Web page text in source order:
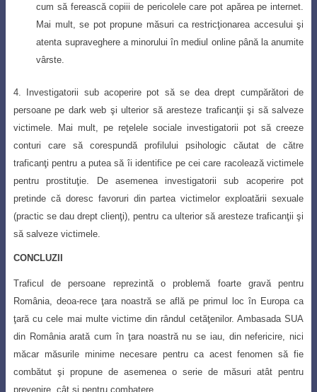
cum să ferească copiii de pericolele care pot apărea pe internet.
Mai mult, se pot propune măsuri ca restricţionarea accesului şi
atenta supraveghere a minorului în mediul onlinepână la anumite
vârste.
4. Investigatorii sub acoperire pot să se dea drept cumpărători de
persoane pe dark web şi ulterior să aresteze traficanţii şi să salveze
victimele. Mai mult, pe reţelele sociale investigatorii pot să creeze
conturi care să corespundă profilului psihologic căutat de către
traficanţi pentru a putea să îi identifice pe cei care racolează victimele
pentru prostituţie. De asemenea investigatorii sub acoperire
pot
pretinde că doresc favoruri din partea victimelor exploatării sexuale
(practic se dau drept clienţi), pentru ca ulterior să aresteze traficanţii şi
să salveze victimele.
CONCLUZII
Traficul de persoane reprezintă o problemă foarte gravă pentru
România, deoa-rece ţara noastră se află pe primul loc în Europa ca
ţară cu cele mai multe victime din rândul cetăţenilor. Ambasada SUA
din România arată cum în ţara noastră nu se iau, din nefericire, nici
măcar măsurile minime necesare pentru ca acest fenomen să fie
combătut şi propune de asemenea o serie de măsuri atât pentru
prevenire, cât şi pentru combatere.